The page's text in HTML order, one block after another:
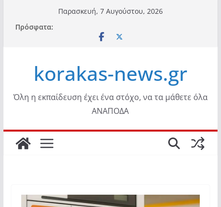
περιεχόμενο
Παρασκευή, 7 Αυγούστου, 2026
Πρόσφατα:
korakas-news.gr
Όλη η εκπαίδευση έχει ένα στόχο, να τα μάθετε όλα
ΑΝΑΠΟΔΑ